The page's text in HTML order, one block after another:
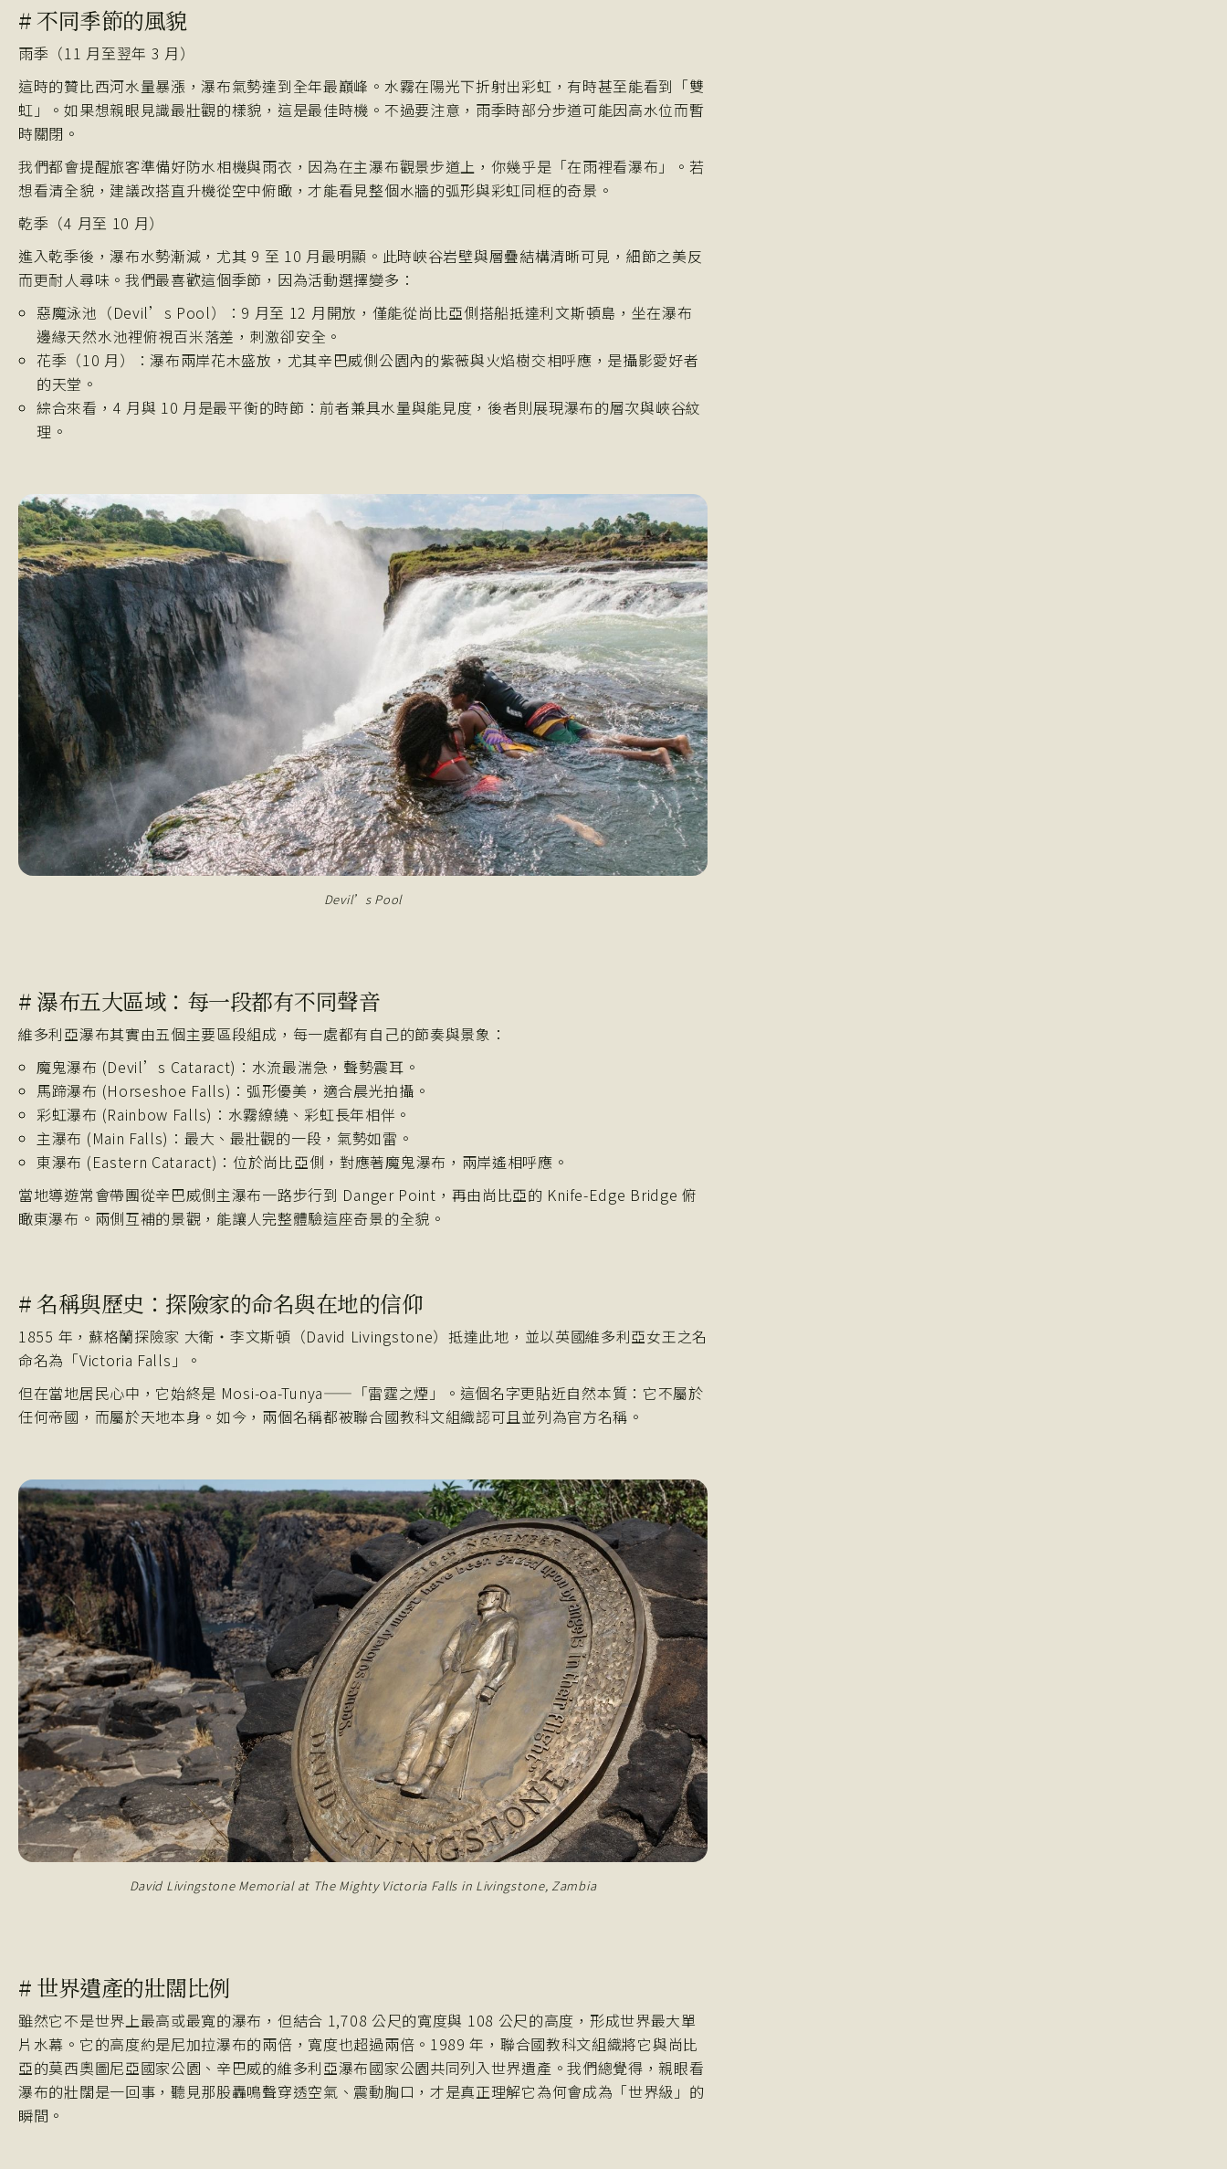
# 不同季節的風貌
雨季（11 月至翌年 3 月）
這時的贊比西河水量暴漲，瀑布氣勢達到全年最巔峰。水霧在陽光下折射出彩虹，有時甚至能看到「雙
虹」。如果想親眼見識最壯觀的樣貌，這是最佳時機。不過要注意，雨季時部分步道可能因高水位而暫
時關閉。
我們都會提醒旅客準備好防水相機與雨衣，因為在主瀑布觀景步道上，你幾乎是「在雨裡看瀑布」。若
想看清全貌，建議改搭直升機從空中俯瞰，才能看見整個水牆的弧形與彩虹同框的奇景。
乾季（4 月至 10 月）
進入乾季後，瀑布水勢漸減，尤其 9 至 10 月最明顯。此時峽谷岩壁與層疊結構清晰可見，細節之美反
而更耐人尋味。我們最喜歡這個季節，因為活動選擇變多：
惡魔泳池（Devil’s Pool）：9 月至 12 月開放，僅能從尚比亞側搭船抵達利文斯頓島，坐在瀑布
邊緣天然水池裡俯視百米落差，刺激卻安全。
花季（10 月）：瀑布兩岸花木盛放，尤其辛巴威側公園內的紫薇與火焰樹交相呼應，是攝影愛好者
的天堂。
綜合來看，4 月與 10 月是最平衡的時節：前者兼具水量與能見度，後者則展現瀑布的層次與峽谷紋
理。
Devil’s Pool
# 瀑布五大區域：每一段都有不同聲音
維多利亞瀑布其實由五個主要區段組成，每一處都有自己的節奏與景象：
魔鬼瀑布 (Devil’s Cataract)：水流最湍急，聲勢震耳。
馬蹄瀑布 (Horseshoe Falls)：弧形優美，適合晨光拍攝。
彩虹瀑布 (Rainbow Falls)：水霧繚繞、彩虹長年相伴。
主瀑布 (Main Falls)：最大、最壯觀的一段，氣勢如雷。
東瀑布 (Eastern Cataract)：位於尚比亞側，對應著魔鬼瀑布，兩岸遙相呼應。
當地導遊常會帶團從辛巴威側主瀑布一路步行到 Danger Point，再由尚比亞的 Knife-Edge Bridge 俯
瞰東瀑布。兩側互補的景觀，能讓人完整體驗這座奇景的全貌。
# 名稱與歷史：探險家的命名與在地的信仰
1855 年，蘇格蘭探險家 大衛‧李文斯頓（David Livingstone）抵達此地，並以英國維多利亞女王之名
命名為「Victoria Falls」。
但在當地居民心中，它始終是 Mosi-oa-Tunya——「雷霆之煙」。這個名字更貼近自然本質：它不屬於
任何帝國，而屬於天地本身。如今，兩個名稱都被聯合國教科文組織認可且並列為官方名稱。
David Livingstone Memorial at The Mighty Victoria Falls in Livingstone, Zambia
# 世界遺產的壯闊比例
雖然它不是世界上最高或最寬的瀑布，但結合 1,708 公尺的寬度與 108 公尺的高度，形成世界最大單
片水幕。它的高度約是尼加拉瀑布的兩倍，寬度也超過兩倍。1989 年，聯合國教科文組織將它與尚比
亞的莫西奧圖尼亞國家公園、辛巴威的維多利亞瀑布國家公園共同列入世界遺產。我們總覺得，親眼看
瀑布的壯闊是一回事，聽見那股轟鳴聲穿透空氣、震動胸口，才是真正理解它為何會成為「世界級」的
瞬間。